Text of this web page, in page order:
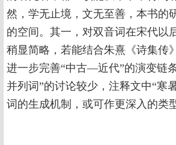
然，学无止境，文无至善，本书的
的空间。其一，对双音词在宋代以
稍显简略，若能结合朱熹《诗集传
进一步完善“中古—近代”的演变链
并列词”的讨论较少，注释文中“寒
词的生成机制，或可作更深入的类